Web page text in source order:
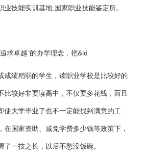
业技能实训基地;国家职业技能鉴定所。
求卓越”的办学理念，把&ld
成绩稍弱的学生，读职业学校是比较好的
比较好非要读高中，不仅要多花钱，而且
使大学毕业了也不一定能找到满意的工
在国家资助、减免学费多少钱等政策下，
了一技之长，以后不愁没饭碗。